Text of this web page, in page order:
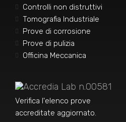
Controlli non distruttivi
Tomografia Industriale
Prove di corrosione
Prove di pulizia
Officina Meccanica
Accredia Lab n.00581
Verifica l'elenco prove
accreditate aggiornato